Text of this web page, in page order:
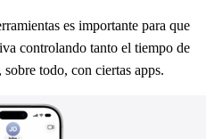
es importante para que
controlando tanto el tiempo de
todo, con ciertas apps.